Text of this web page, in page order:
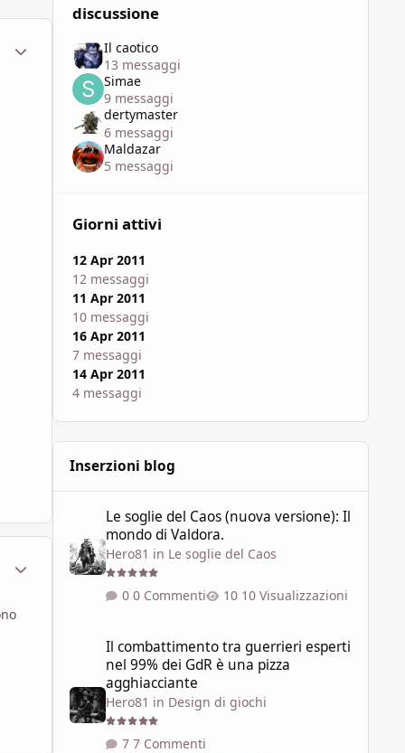
Statistiche Autore
Statistiche Autore
discussione
Il caotico
13 messaggi
Simae
9 messaggi
dertymaster
6 messaggi
Maldazar
5 messaggi
Giorni attivi
12 Apr 2011
12 messaggi
11 Apr 2011
10 messaggi
16 Apr 2011
7 messaggi
14 Apr 2011
4 messaggi
Inserzioni blog
Le soglie del Caos (nuova versione): Il
mondo di Valdora.
Hero81 in Le soglie del Caos
0 Commenti 10 Visualizzazioni
Il combattimento tra guerrieri esperti
nel 99% dei GdR è una pizza
agghiacciante
Hero81 in Design di giochi
7 Commenti